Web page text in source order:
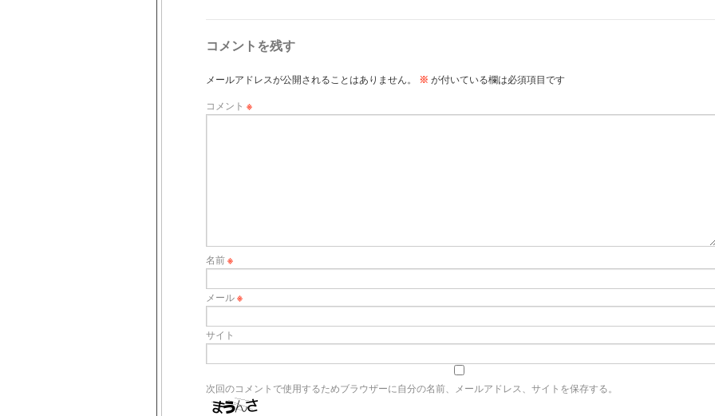
コメントを残す
メールアドレスが公開されることはありません。 ※ が付いている欄は必須項目です
コメント ※
名前※
メール※
サイト
次回のコメントで使用するためブラウザーに自分の名前、メールアドレス、サイトを保存する。